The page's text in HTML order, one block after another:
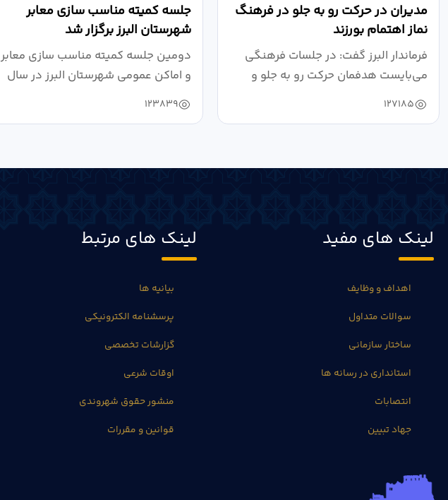
مدیران در حرکت رو به جلو در فرهنگ
نماز اهتمام بورزند
فرماندار البرز گفت: در جلسات فرهنگی
می‌بایست هدفمان حرکت رو به جلو و
دستیابی...
127185
جلسه کمیته مناسب سازی معابر
شهرستان البرز برگزار شد
دومین جلسه کمیته مناسب سازی معابر
و اماکن عمومی شهرستان البرز در سال
۱۴۰۴ به...
123839
لینک های مفید
اهداف و وظایف
سوالات متداول
ساختار سازمانی
استانداری در رسانه ها
انتصابات
جهاد تبیین
لینک های مرتبط
بیانیه ها
پرسشنامه الکترونیکی
گزارشات تخصصی
اوقات شرعی
منشور حقوق شهروندی
قوانین و مقررات